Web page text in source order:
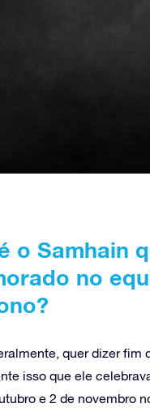
o Samhain
no
quer dizer fim
isso que ele
e 2 de novembro